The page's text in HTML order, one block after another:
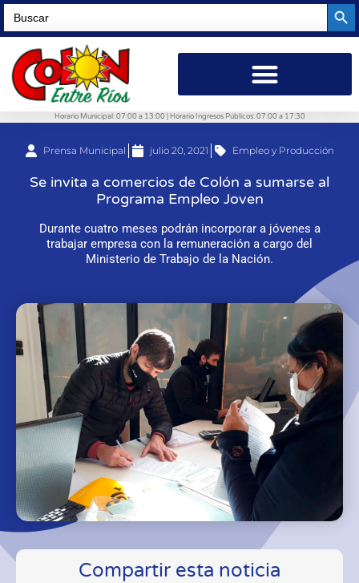
Search
for:
Horario Municipal: 07:00 a 13:00 | Horario Ingresos Públicos: 07:00 a 17:30
Prensa Municipal julio 20, 2021 Empleo y Producción
Se invita a comercios de Colón a sumarse al
Programa Empleo Joven
Durante cuatro meses podrán incorporar a jóvenes a
trabajar empresa con la remuneración a cargo del
Ministerio de Trabajo de la Nación.
Compartir esta noticia